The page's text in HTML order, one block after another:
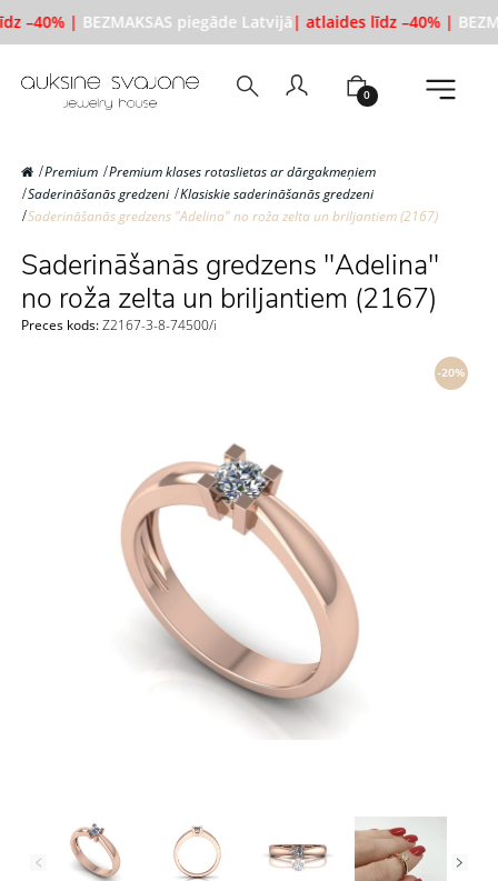
–40% | BEZMAKSAS piegāde Latvijā| atlaides līdz –40% |
0
Premium
Premium klases rotaslietas ar dārgakmeņiem
Saderināšanās gredzeni
Klasiskie saderināšanās gredzeni
Saderināšanās gredzens "Adelina" no roža zelta un briljantiem (2167)
Saderināšanās gredzens "Adelina"
no roža zelta un briljantiem (2167)
Preces kods:Z2167-3-8-74500/i
-20%